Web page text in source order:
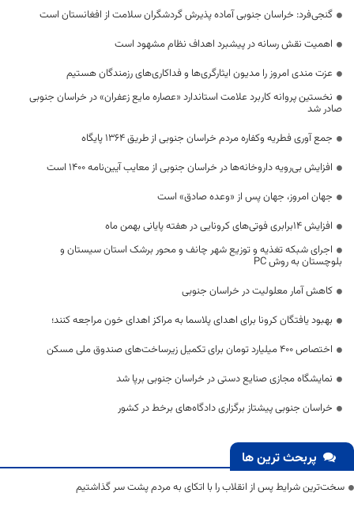
گنجی‌فرد: خراسان جنوبی آماده پذیرش گردشگران سلامت از افغانستان است
اهمیت نقش رسانه در پیشبرد اهداف نظام مشهود است
عزت مندی امروز را مدیون ایثارگری‌ها و فداکاری‌های رزمندگان هستیم
نخستین پروانه کاربرد علامت استاندارد «عصاره مایع زعفران» در خراسان جنوبی
صادر شد
جمع آوری فطریه وکفاره مردم خراسان جنوبی از طریق 1364 پایگاه
افزایش بی‌رویه داروخانه‌ها در خراسان جنوبی از معایب آیین‌نامه ۱۴۰۰ است
جهان امروز، جهان پس از «وعده صادق» است
افزایش ۱۴برابری فوتی‌های کرونایی در هفته پایانی بهمن ماه
اجرای شبکه تغذیه و توزیع شهر چانف و محور برشک استان سیستان و
بلوچستان به روش PC
کاهش آمار معلولیت در خراسان جنوبی
بهبود یافتگان کرونا برای اهدای پلاسما به مراکز اهدای خون مراجعه کنند؛
اختصاص ۴۰۰ میلیارد تومان برای تکمیل زیرساخت‌های صندوق ملی مسکن
نمایشگاه مجازی صنایع‌ دستی در خراسان‌ جنوبی برپا شد
خراسان جنوبی پیشتاز برگزاری دادگاه‌های برخط در کشور
پربحث ترین ها
سخت‌ترین شرایط پس از انقلاب را با اتکای به مردم پشت سر گذاشتیم